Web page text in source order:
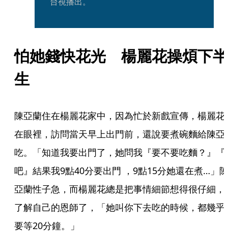
怕她錢快花光　楊麗花操煩下半
生
陳亞蘭住在楊麗花家中，因為忙於新戲宣傳，楊麗花
在眼裡，訪問當天早上出門前，還說要煮碗麵給陳亞
吃。「知道我要出門了，她問我『要不要吃麵？』『
吧』結果我9點40分要出門 ，9點15分她還在煮…」陳
亞蘭性子急，而楊麗花總是把事情細節想得很仔細，
了解自己的恩師了，「她叫你下去吃的時候，都幾乎
要等20分鐘。」